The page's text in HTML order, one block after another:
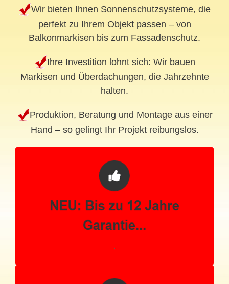
Wir bieten Ihnen Sonnenschutzsysteme, die
perfekt zu Ihrem Objekt passen – von
Balkonmarkisen bis zum Fassadenschutz.
Ihre Investition lohnt sich: Wir bauen
Markisen und Überdachungen, die Jahrzehnte
halten.
Produktion, Beratung und Montage aus einer
Hand – so gelingt Ihr Projekt reibungslos.